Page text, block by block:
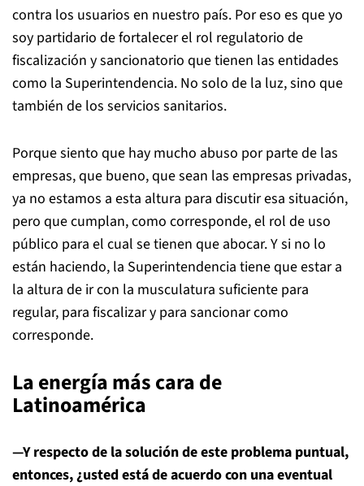
contra los usuarios en nuestro país. Por eso es que yo
soy partidario de fortalecer el rol regulatorio de
fiscalización y sancionatorio que tienen las entidades
como la Superintendencia. No solo de la luz, sino que
también de los servicios sanitarios.
Porque siento que hay mucho abuso por parte de las
empresas, que bueno, que sean las empresas privadas,
ya no estamos a esta altura para discutir esa situación,
pero que cumplan, como corresponde, el rol de uso
público para el cual se tienen que abocar. Y si no lo
están haciendo, la Superintendencia tiene que estar a
la altura de ir con la musculatura suficiente para
regular, para fiscalizar y para sancionar como
corresponde.
La energía más cara de
Latinoamérica
—Y respecto de la solución de este problema puntual,
entonces, ¿usted está de acuerdo con una eventual